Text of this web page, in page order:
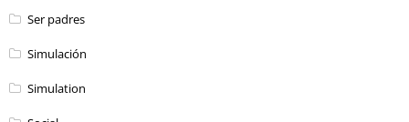
Ser padres
Simulación
Simulation